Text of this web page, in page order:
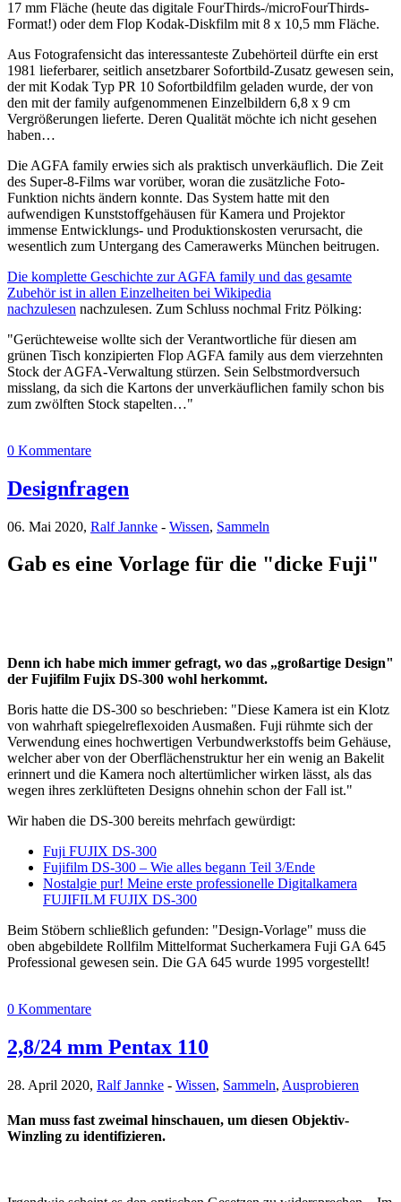
17 mm Fläche (heute das digitale FourThirds-/microFourThirds-
Format!) oder dem Flop Kodak-Diskfilm mit 8 x 10,5 mm Fläche.
Aus Fotografensicht das interessanteste Zubehörteil dürfte ein erst
1981 lieferbarer, seitlich ansetzbarer Sofortbild-Zusatz gewesen sein,
der mit Kodak Typ PR 10 Sofortbildfilm geladen wurde, der von
den mit der family aufgenommenen Einzelbildern 6,8 x 9 cm
Vergrößerungen lieferte. Deren Qualität möchte ich nicht gesehen
haben…
Die AGFA family erwies sich als praktisch unverkäuflich. Die Zeit
des Super-8-Films war vorüber, woran die zusätzliche Foto-
Funktion nichts ändern konnte. Das System hatte mit den
aufwendigen Kunststoffgehäusen für Kamera und Projektor
immense Entwicklungs- und Produktionskosten verursacht, die
wesentlich zum Untergang des Camerawerks München beitrugen.
Die komplette Geschichte zur AGFA family und das gesamte
Zubehör ist in allen Einzelheiten bei Wikipedia
nachzulesen nachzulesen. Zum Schluss nochmal Fritz Pölking:
"Gerüchteweise wollte sich der Verantwortliche für diesen am
grünen Tisch konzipierten Flop AGFA family aus dem vierzehnten
Stock der AGFA-Verwaltung stürzen. Sein Selbstmordversuch
misslang, da sich die Kartons der unverkäuflichen family schon bis
zum zwölften Stock stapelten…"
0 Kommentare
Designfragen
06. Mai 2020, Ralf Jannke - Wissen, Sammeln
Gab es eine Vorlage für die "dicke Fuji"
Denn ich habe mich immer gefragt, wo das „großartige Design"
der Fujifilm Fujix DS-300 wohl herkommt.
Boris hatte die DS-300 so beschrieben: "Diese Kamera ist ein Klotz
von wahrhaft spiegelreflexoiden Ausmaßen. Fuji rühmte sich der
Verwendung eines hochwertigen Verbundwerkstoffs beim Gehäuse,
welcher aber von der Oberflächenstruktur her ein wenig an Bakelit
erinnert und die Kamera noch altertümlicher wirken lässt, als das
wegen ihres zerklüfteten Designs ohnehin schon der Fall ist."
Wir haben die DS-300 bereits mehrfach gewürdigt:
Fuji FUJIX DS-300
Fujifilm DS-300 – Wie alles begann Teil 3/Ende
Nostalgie pur! Meine erste professionelle Digitalkamera
FUJIFILM FUJIX DS-300
Beim Stöbern schließlich gefunden: "Design-Vorlage" muss die
oben abgebildete Rollfilm Mittelformat Sucherkamera Fuji GA 645
Professional gewesen sein. Die GA 645 wurde 1995 vorgestellt!
0 Kommentare
2,8/24 mm Pentax 110
28. April 2020, Ralf Jannke - Wissen, Sammeln, Ausprobieren
Man muss fast zweimal hinschauen, um diesen Objektiv-
Winzling zu identifizieren.